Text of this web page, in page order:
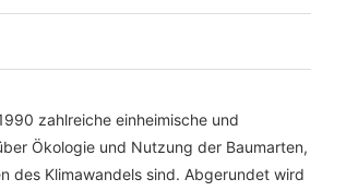
zahlreiche einheimische und
Ökologie und Nutzung der Baumarten,
des Klimawandels sind. Abgerundet wird